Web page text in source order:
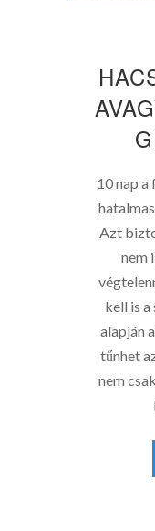
10 nap a
Azt
nem
kell is
alapján
tűnhet
nem